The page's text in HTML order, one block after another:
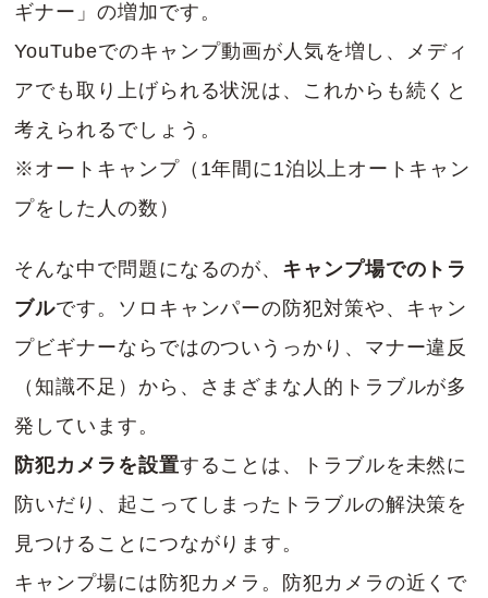
ギナー」の増加です。
YouTubeでのキャンプ動画が人気を増し、メディ
アでも取り上げられる状況は、これからも続くと
考えられるでしょう。
※オートキャンプ（1年間に1泊以上オートキャン
プをした人の数）
そんな中で問題になるのが、 キャンプ場でのトラ
ブルです。ソロキャンパーの防犯対策や、キャン
プビギナーならではのついうっかり、マナー違反
（知識不足）から、さまざまな人的トラブルが多
発しています。
防犯カメラを設置することは、トラブルを未然に
防いだり、起こってしまったトラブルの解決策を
見つけることにつながります。
キャンプ場には防犯カメラ。防犯カメラの近くで